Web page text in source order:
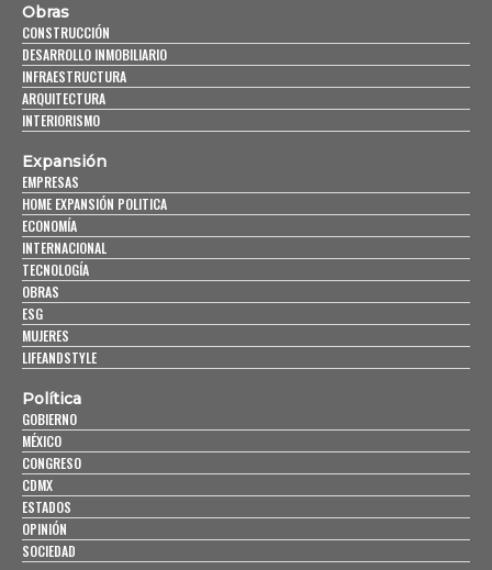
Obras
CONSTRUCCIÓN
DESARROLLO INMOBILIARIO
INFRAESTRUCTURA
ARQUITECTURA
INTERIORISMO
Expansión
EMPRESAS
HOME EXPANSIÓN POLITICA
ECONOMÍA
INTERNACIONAL
TECNOLOGÍA
OBRAS
ESG
MUJERES
LIFEANDSTYLE
Política
GOBIERNO
MÉXICO
CONGRESO
CDMX
ESTADOS
OPINIÓN
SOCIEDAD